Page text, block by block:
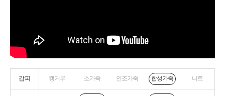
갑피 캥거루 소가죽 인조가죽 합성가죽 니트